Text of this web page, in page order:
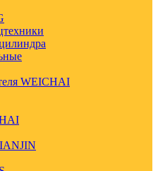
WEICHAI